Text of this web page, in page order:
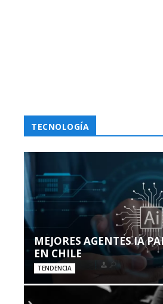
TECNOLOGÍA
MEJORES AGENTES IA
EN CHILE
TENDENCIA